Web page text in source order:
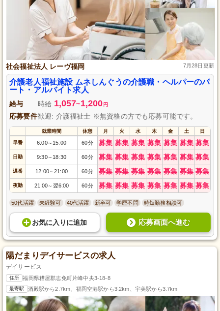
社会福祉法人 レーヴ福岡 7月28日更新
介護老人福祉施設 ムネしんぐうの介護職・ヘルパーのパ
ート・アルバイト求人
給与 時給 1,057~1,200 円
応募要件歓迎: 介護福祉士 ※無資格の方でも応募可能です。
就業時間 休憩 月 火 水 木 金 土 日
早番 6:00～ 15:00 60分 募集 募集 募集 募集 募集 募集 募集
日勤 9:30～ 18:30 60分 募集 募集 募集 募集 募集 募集 募集
遅番 12:00～21:00 60分 募集 募集 募集 募集 募集 募集 募集
夜勤 21:00～ 翌6:00 60分 募集 募集 募集 募集 募集 募集 募集
50代活躍 未経験可 40代活躍 新卒可 学歴不問 時短勤務相談可
お気に入り に追加 応募画面へ進む
陽だまりデイサービスの求人
デイサービス
住所 福岡県糟屋郡志免町片峰中央3-18-8
最寄駅 酒殿駅から2.7km、福岡空港駅から3.2km、宇美駅から3.7km